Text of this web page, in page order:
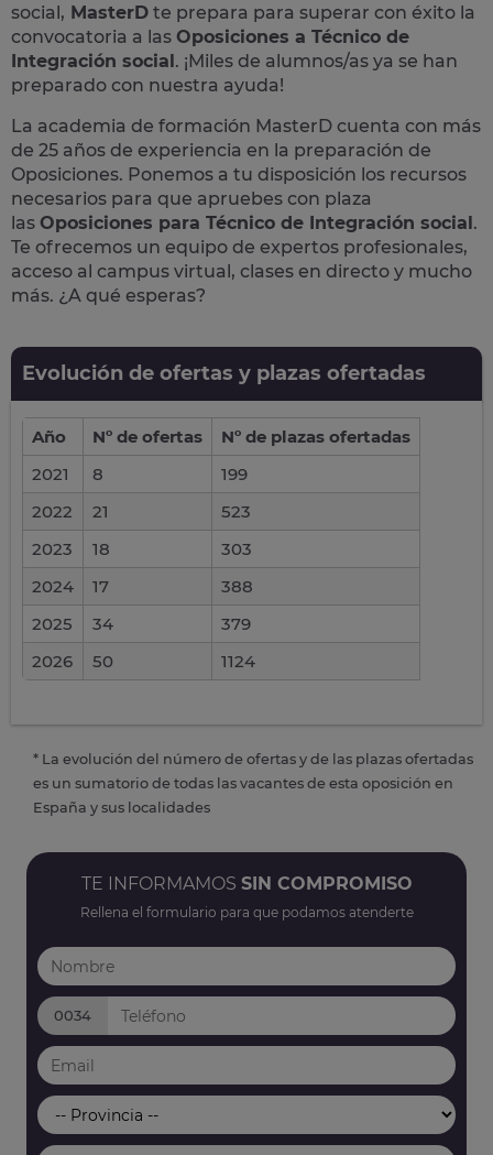
social, MasterD te prepara para superar con éxito la
convocatoria a las Oposiciones a Técnico de
Integración social. ¡Miles de alumnos/as ya se han
preparado con nuestra ayuda!
La academia de formación MasterD cuenta con más
de 25 años de experiencia en la preparación de
Oposiciones. Ponemos a tu disposición los recursos
necesarios para que apruebes con plaza
las Oposiciones para Técnico de Integración social.
Te ofrecemos un equipo de expertos profesionales,
acceso al campus virtual, clases en directo y mucho
más. ¿A qué esperas?
Evolución de ofertas y plazas ofertadas
Año Nº de ofertas
Nº de plazas ofertadas
2021
8
199
2022
21
523
2023
18
303
2024
17
388
2025
34
379
2026
50 1124
* La evolución del número de ofertas y de las plazas ofertadas
es un sumatorio de todas las vacantes de esta oposición en
España y sus localidades
TE INFORMAMOS SIN COMPROMISO
Rellena el formulario para que podamos atenderte
0034